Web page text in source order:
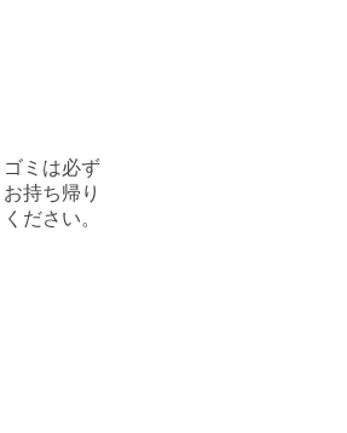
ゴミは必ず
お持ち帰り
ください。